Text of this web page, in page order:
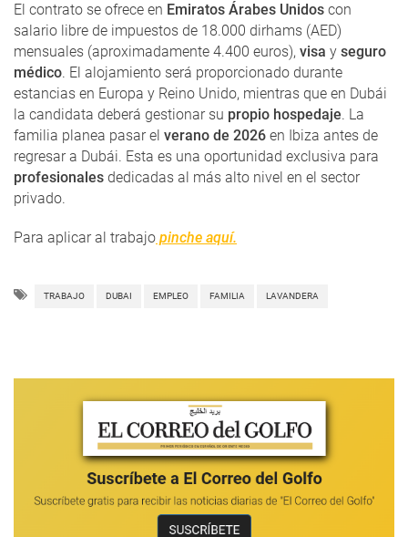
El contrato se ofrece en Emiratos Árabes Unidos con
salario libre de impuestos de 18.000 dirhams (AED)
mensuales (aproximadamente 4.400 euros), visa y seguro
médico. El alojamiento será proporcionado durante
estancias en Europa y Reino Unido, mientras que en Dubái
la candidata deberá gestionar su propio hospedaje. La
familia planea pasar el verano de 2026 en Ibiza antes de
regresar a Dubái. Esta es una oportunidad exclusiva para
profesionales dedicadas al más alto nivel en el sector
privado.
Para aplicar al trabajo pinche aquí.
TRABAJO DUBAI EMPLEO FAMILIA LAVANDERA